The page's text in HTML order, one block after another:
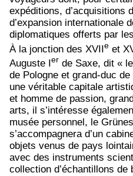
expéditions, d’acquisitions
d’expansion internationale
diplomatiques offerts par
À la jonction des XVIIe et
Auguste I er de Saxe, dit «
de Pologne et grand-duc
une véritable capitale
et homme de passion,
arts, il s’intéresse
musée personnel, le
s’accompagnera d’un
objets venus de pays
avec des instruments
collection d’échantillons de